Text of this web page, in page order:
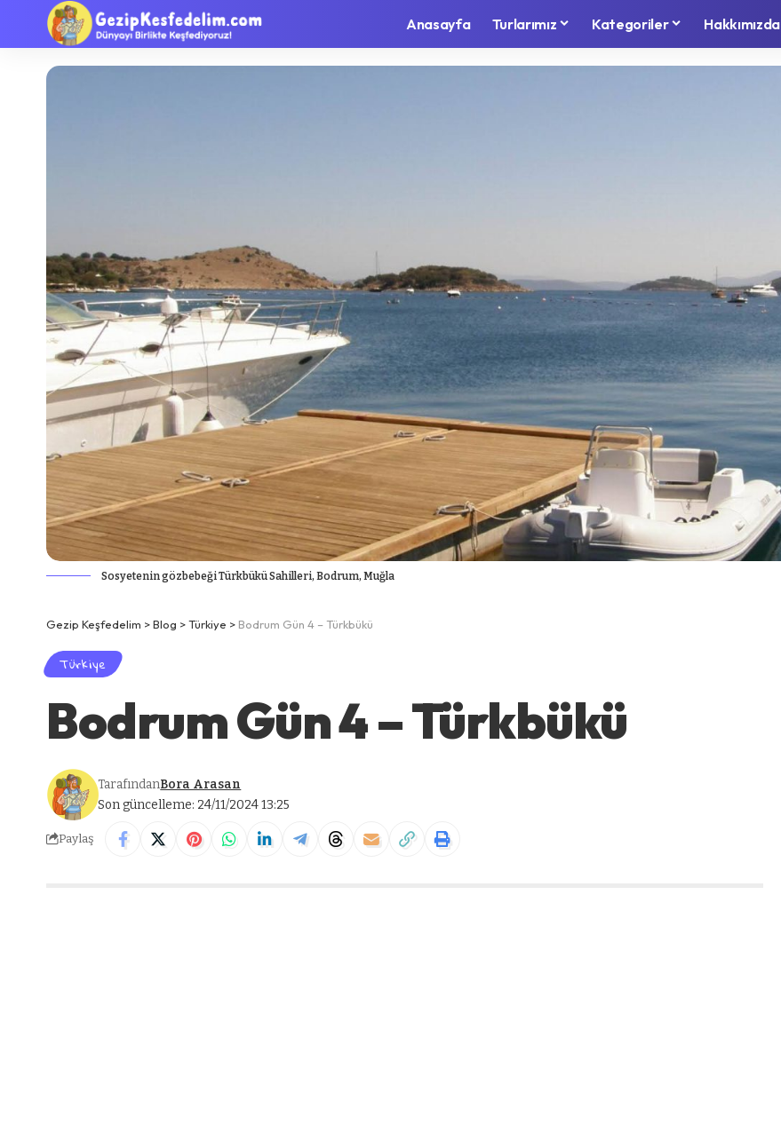
Anasayfa Turlarımız Kategoriler Hakkımızda
Sosyetenin gözbebeği Türkbükü Sahilleri, Bodrum, Muğla
Gezip Keşfedelim >Blog >Türkiye > Bodrum Gün 4 – Türkbükü
Türkiye
Bodrum Gün 4 – Türkbükü
Son güncelleme: 24/11/2024 13:25
TarafındanBora Arasan
Paylaş